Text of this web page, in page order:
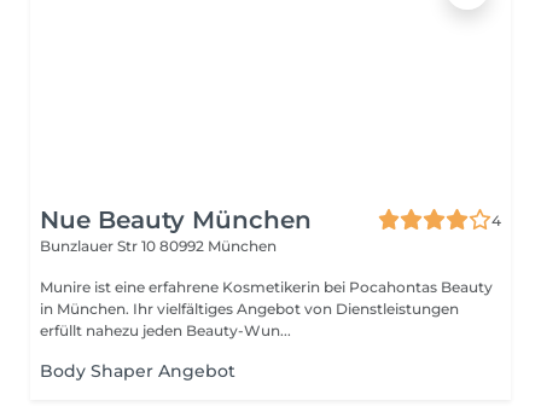
Nue Beauty München
4
Bunzlauer Str 10 80992 München
Munire ist eine erfahrene Kosmetikerin bei Pocahontas Beauty
in München. Ihr vielfältiges Angebot von Dienstleistungen
erfüllt nahezu jeden Beauty-Wun...
Body Shaper Angebot